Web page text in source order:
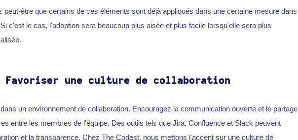
peut-être que certains de ces éléments sont déjà appliqués dans une certaine mesure dans
c'est le cas, l'adoption sera beaucoup plus aisée et plus facile lorsqu'elle sera plus
Favoriser une culture de collaboration
un environnement de collaboration. Encouragez la communication ouverte et le partage
entre les membres de l'équipe. Des outils tels que Jira, Confluence et Slack peuvent
et la transparence. Chez The Codest, nous mettons l'accent sur une culture de